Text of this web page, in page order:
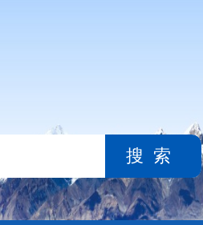
搜索
交流 政务服务